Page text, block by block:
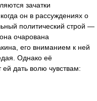
зачатки
он в рассуждениях о
политический строй —
очарована
его вниманием к ней
Однако её
дать волю чувствам: